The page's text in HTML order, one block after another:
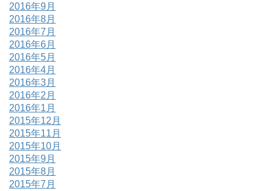
2016年9月
2016年8月
2016年7月
2016年6月
2016年5月
2016年4月
2016年3月
2016年2月
2016年1月
2015年12月
2015年11月
2015年10月
2015年9月
2015年8月
2015年7月